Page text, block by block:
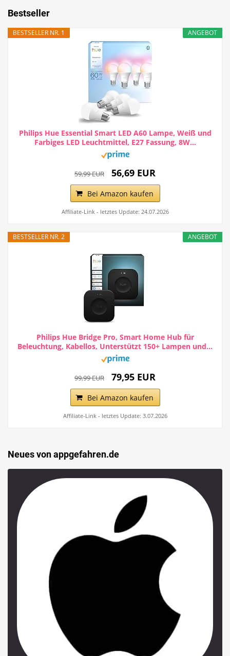
Bestseller
ANGEBOT
BESTSELLER NR. 1
Philips Hue Essential Smart LED A60 Lampe, Weiß und
Farbiges LED Leuchtmittel, E27 Fassung, 8W...
59,99 EUR 56,69 EUR
Bei Amazon kaufen
Affiliate-Link - letztes Update: 24.07.2026
ANGEBOT
BESTSELLER NR. 2
Philips Hue Bridge Pro, Smart Home Hub für
Beleuchtung, Kabellos, Unterstützt 150+ Lampen und...
99,99 EUR 79,95 EUR
Bei Amazon kaufen
Affiliate-Link - letztes Update: 3.07.2026
Neues von appgefahren.de